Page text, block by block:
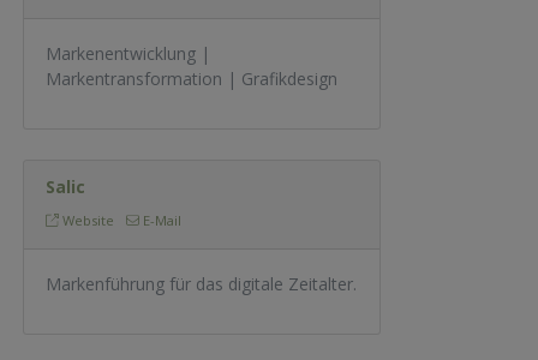
Markenentwicklung |
Markentransformation | Grafikdesign
Salic
Website E-Mail
Markenführung für das digitale Zeitalter.